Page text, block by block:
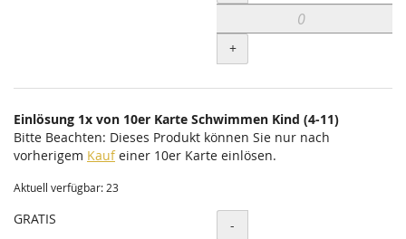
+
Einlösung 1x von 10er Karte Schwimmen Kind (4-11)
Bitte Beachten: Dieses Produkt können Sie nur nach
vorherigem Kaufeiner 10er Karte einlösen.
Aktuell verfügbar: 23
GRATIS Menge
-